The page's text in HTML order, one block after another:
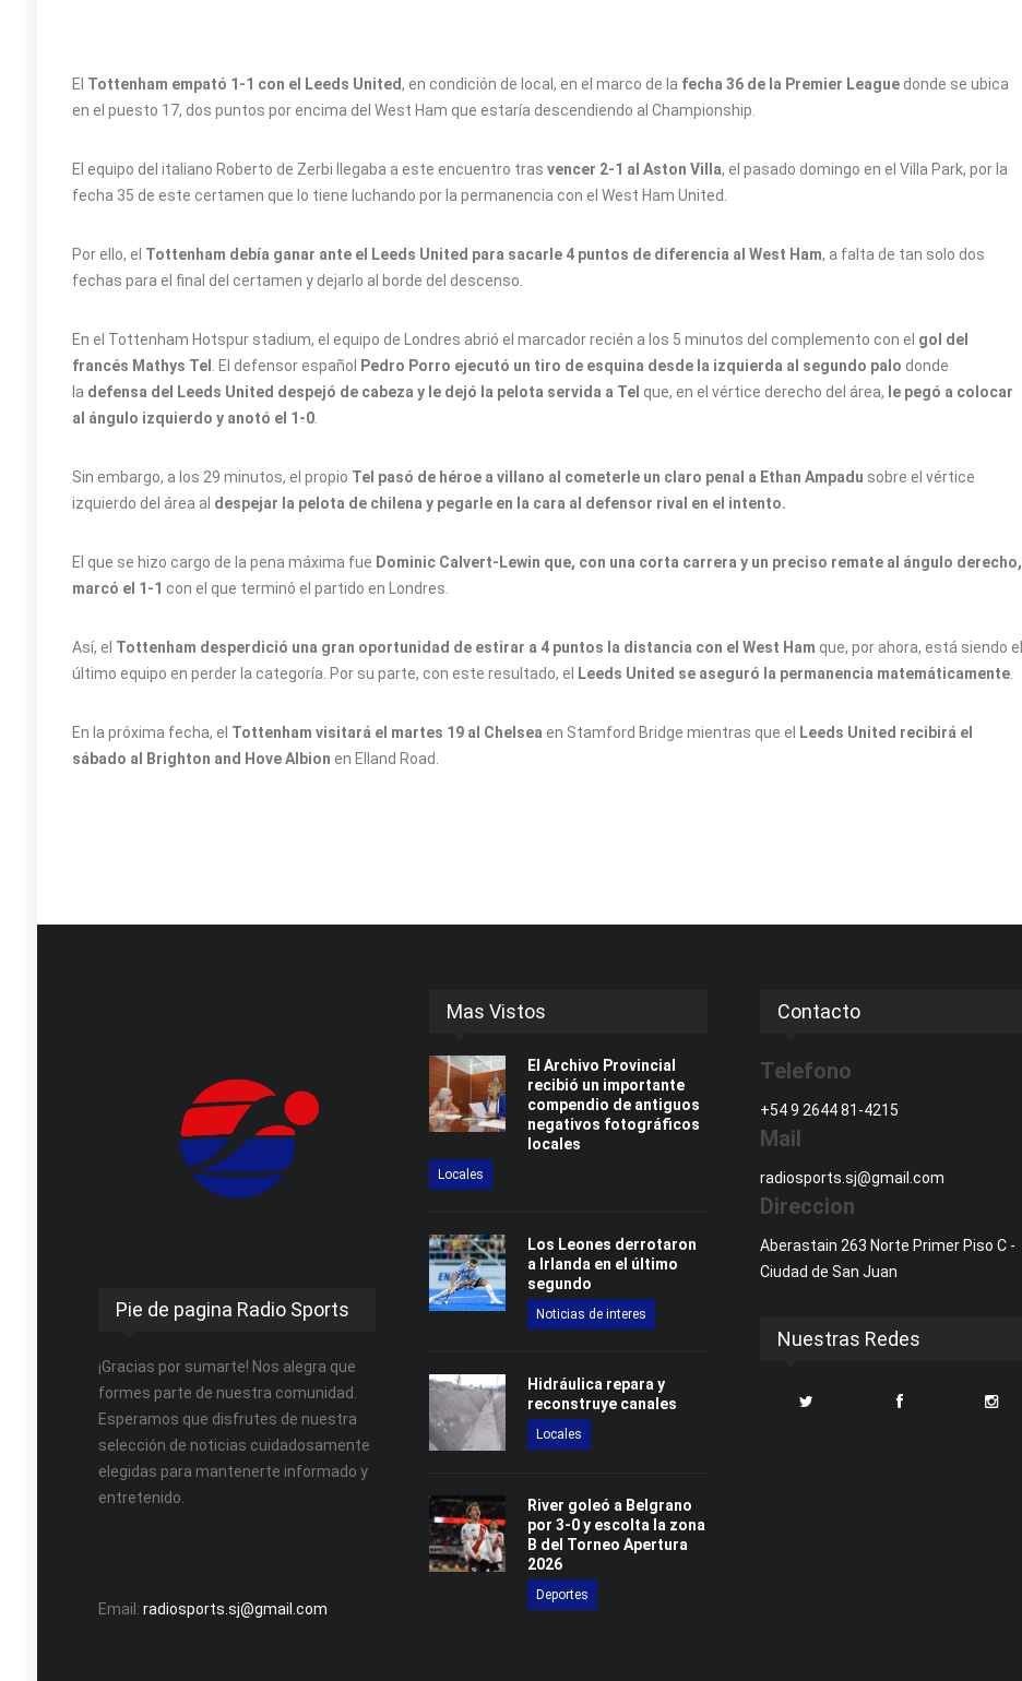
El Tottenham empató 1-1 con el Leeds United, en condición de local, en el marco de la fecha 36 de la Premier Leaguedonde se ubica
en el puesto 17, dos puntos por encima del West Ham que estaría descendiendo al Championship.
El equipo del italiano Roberto de Zerbi llegaba a este encuentro tras vencer 2-1 al Aston Villa, el pasado domingo en el Villa Park, por la
fecha 35 de este certamen que lo tiene luchando por la permanencia con el West Ham United.
Por ello, el Tottenham debía ganar ante el Leeds United para sacarle 4 puntos de diferencia al West Ham, a falta de tan solo dos
fechas para el final del certamen y dejarlo al borde del descenso.
En el Tottenham Hotspur stadium, el equipo de Londres abrió el marcador recién a los 5 minutos del complemento con el gol del
francés Mathys Tel
. El defensor español Pedro Porro ejecutó un tiro de esquina desde la izquierda al segundo palo donde
la defensa del Leeds United despejó de cabeza y le dejó la pelota servida a Tel que, en el vértice derecho del área, le pegó a colocar
al ángulo izquierdo y anotó el 1-0.
Sin embargo, a los 29 minutos, el propio Tel pasó de héroe a villano al cometerle un claro penal a Ethan Ampadu sobre el vértice
izquierdo del área al despejar la pelota de chilena y pegarle en la cara al defensor rival en el intento.
El que se hizo cargo de la pena máxima fue Dominic Calvert-Lewin que, con una corta carrera y un preciso remate al ángulo derecho,
marcó el 1-1 con el que terminó el partido en Londres.
Así, el Tottenham desperdició una gran oportunidad de estirar a 4 puntos la distancia con el West Ham que, por ahora, está siendo el
último equipo en perder la categoría. Por su parte, con este resultado, el
Leeds United se aseguró la permanencia matemáticamente.
En la próxima fecha, el Tottenham visitará el martes 19 al Chelsea en Stamford Bridge mientras que el
Leeds United recibirá el
sábado al Brighton and Hove Albion en Elland Road.
Pie de pagina Radio Sports
¡Gracias por sumarte! Nos alegra que
formes parte de nuestra comunidad.
Esperamos que disfrutes de nuestra
selección de noticias cuidadosamente
elegidas para mantenerte informado y
entretenido.
Email: radiosports.sj@gmail.com
Mas Vistos
El Archivo Provincial
recibió un importante
compendio de antiguos
negativos fotográficos
locales
Locales
Los Leones derrotaron
a Irlanda en el último
segundo
Noticias de interes
Hidráulica repara y
reconstruye canales
Locales
River goleó a Belgrano
por 3-0 y escolta la zona
B del Torneo Apertura
2026
Deportes
Contacto
Telefono
+54 9 2644 81-4215
Mail
radiosports.sj@gmail.com
Direccion
Aberastain 263 Norte Primer Piso C -
Ciudad de San Juan
Nuestras Redes